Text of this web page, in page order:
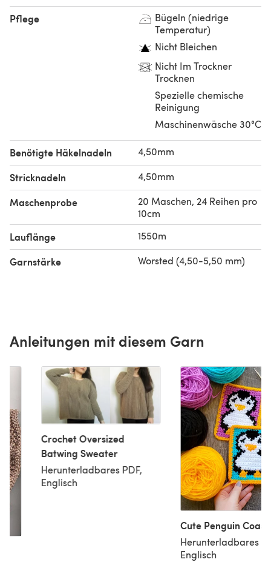
Pflege
Bügeln (niedrige
Temperatur)
Nicht Bleichen
Nicht Im Trockner
Trocknen
Spezielle chemische
Reinigung
Maschinenwäsche 30°C
Benötigte Häkelnadeln 4,50mm
Stricknadeln 4,50mm
Maschenprobe
20 Maschen, 24 Reihen pro
10cm
Lauflänge 1550m
Garnstärke Worsted (4,50-5,50 mm)
Anleitungen mit diesem Garn
Crochet Oversized
Batwing Sweater
Herunterladbares PDF,
Englisch
Cute Penguin
Herunterladbares
Englisch